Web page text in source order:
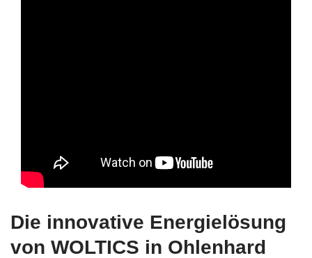
Die innovative Energielösung
von WOLTICS in Ohlenhard